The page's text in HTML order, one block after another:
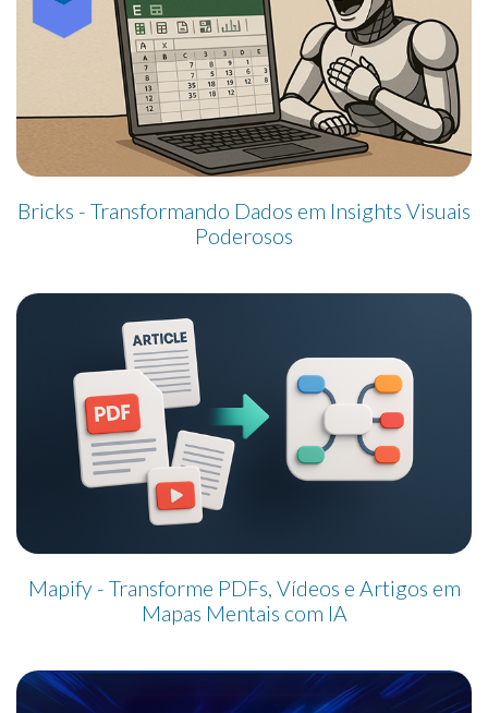
Bricks - Transformando Dados em Insights Visuais
Poderosos
Mapify - Transforme PDFs, Vídeos e Artigos em
Mapas Mentais com IA